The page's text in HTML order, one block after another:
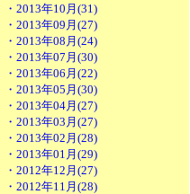
・2013年10月(31)
・2013年09月(27)
・2013年08月(24)
・2013年07月(30)
・2013年06月(22)
・2013年05月(30)
・2013年04月(27)
・2013年03月(27)
・2013年02月(28)
・2013年01月(29)
・2012年12月(27)
・2012年11月(28)